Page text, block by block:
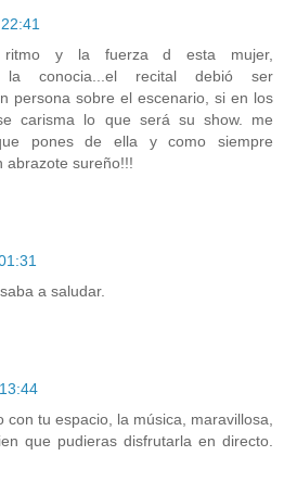
ritmo y la fuerza d esta mujer,
la conocia...el recital debió ser
persona sobre el escenario, si en los
carisma lo que será su show. me
pones de ella y como siempre
abrazote sureño!!!
a saludar.
con tu espacio, la música, maravillosa,
que pudieras disfrutarla en directo.